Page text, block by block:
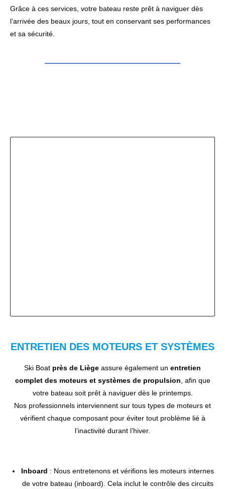
Grâce à ces services, votre bateau reste prêt à naviguer dès
l’arrivée des beaux jours, tout en conservant ses performances
et sa sécurité.
ENTRETIEN DES MOTEURS ET SYSTÈMES
Ski Boat près de Liège assure également un entretien
complet des moteurs et systèmes de propulsion , afin que
votre bateau soit prêt à naviguer dès le printemps.
Nos professionnels interviennent sur tous types de moteurs et
vérifient chaque composant pour éviter tout problème lié à
l’inactivité durant l’hiver.
Inboard : Nous entretenons et vérifions les moteurs internes
de votre bateau (inboard). Cela inclut le contrôle des circuits